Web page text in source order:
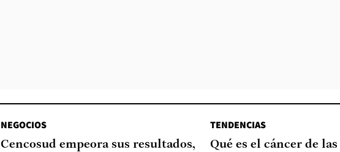
NEGOCIOS
Cencosud empeora sus resultados,
TENDENCIAS
Qué es el cáncer de